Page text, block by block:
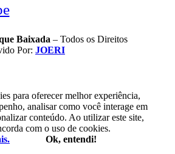
Baixada – Todos os Direitos
Por: JOERI
para oferecer melhor experiência,
analisar como você interage em
conteúdo. Ao utilizar este site,
com o uso de cookies.
Ok, entendi!